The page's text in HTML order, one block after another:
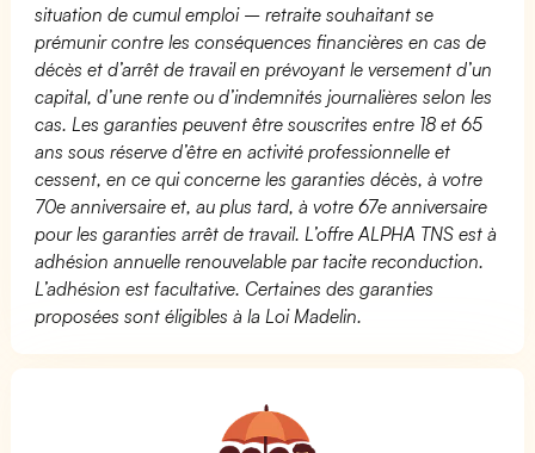
situation de cumul emploi – retraite souhaitant se
prémunir contre les conséquences financières en cas de
décès et d’arrêt de travail en prévoyant le versement d’un
capital, d’une rente ou d’indemnités journalières selon les
cas. Les garanties peuvent être souscrites entre 18 et 65
ans sous réserve d’être en activité professionnelle et
cessent, en ce qui concerne les garanties décès, à votre
70e anniversaire et, au plus tard, à votre 67e anniversaire
pour les garanties arrêt de travail. L’offre ALPHA TNS est à
adhésion annuelle renouvelable par tacite reconduction.
L’adhésion est facultative. Certaines des garanties
proposées sont éligibles à la Loi Madelin.